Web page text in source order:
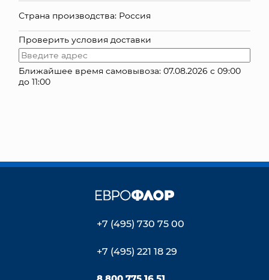
Страна производства: Россия
Проверить условия доставки
Ближайшее время самовывоза: 07.08.2026 с 09:00
до 11:00
+7 (495) 730 75 00
+7 (495) 221 18 29